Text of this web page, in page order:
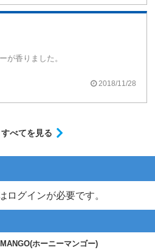
てしまうのは要注意！
。
が香りました。
いです。
合うので2度美味しいですよね。
2018/11/28
べてを見る
ログインが必要です。
ホーニーマンゴー)